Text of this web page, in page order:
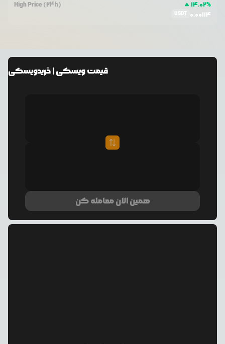
High Price (24h) 14.02%
USDT 0.00114
قیمتویسکی | خریدویسکی
همین الان معامله کن